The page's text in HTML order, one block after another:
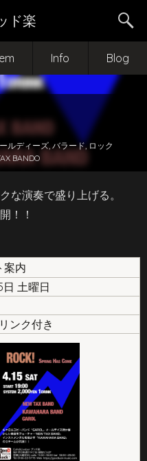
ド楽
Info Blog
ルディーズ, バラード, ロック
BANDO
な演奏で盛り上げる。
！！
案内
日 土曜日
ンク付き